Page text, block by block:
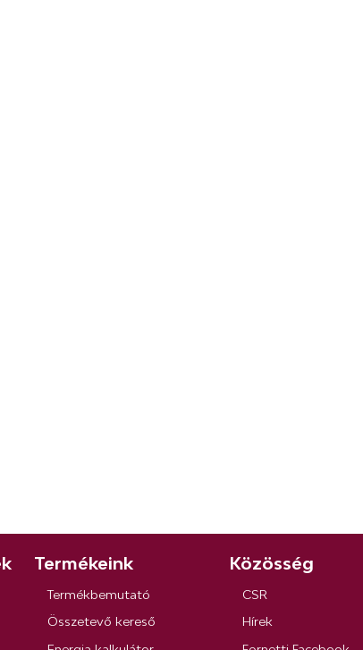
Termékeink
Termékbemutató
Összetevő kereső
Közösség
CSR
Hírek